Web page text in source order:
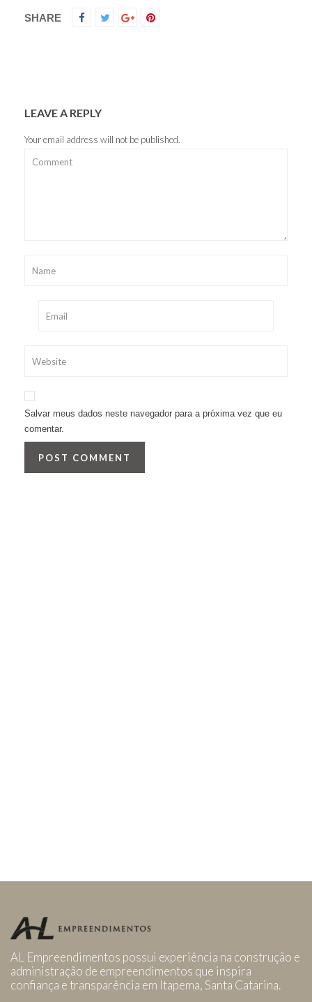
SHARE
LEAVE A REPLY
Your email address will not be published.
Salvar meus dados neste navegador para a próxima vez que eu
comentar.
AL Empreendimentos possui experiência na construção e
administração de empreendimentos que inspira
confiança e transparência em Itapema, Santa Catarina.